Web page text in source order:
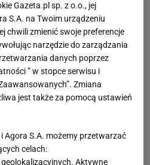
Gazeta.pl sp. z o.o., jej
S.A. na Twoim urządzeniu
chwili zmienić swoje preferencje
narzędzie do zarządzania
danych poprzez
” w stopce serwisu i
Zmiana
jest także za pomocą ustawień
Agora S.A. możemy przetwarzać
celach:
Aktywne